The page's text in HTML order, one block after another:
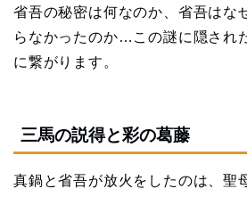
省吾の秘密は何なのか、省吾はな
らなかったのか…この謎に隠され
に繋がります。
三馬の説得と彩の葛藤
真鍋と省吾が放火をしたのは、聖